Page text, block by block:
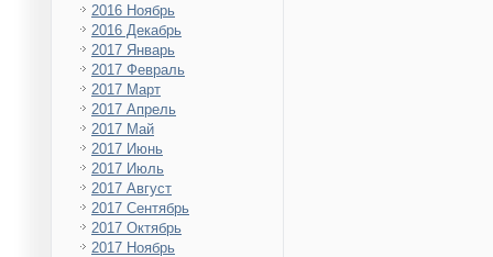
2016 Ноябрь
2016 Декабрь
2017 Январь
2017 Февраль
2017 Март
2017 Апрель
2017 Май
2017 Июнь
2017 Июль
2017 Август
2017 Сентябрь
2017 Октябрь
2017 Ноябрь